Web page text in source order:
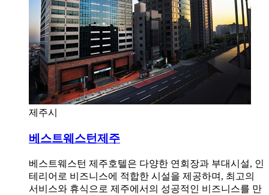
제주시
베스트웨스턴제주
베스트웨스턴 제주호텔은 다양한 연회장과 부대시설, 인
테리어로 비즈니스에 적합한 시설을 제공하며, 최고의
서비스와 휴식으로 제주에서의 성공적인 비즈니스를 만